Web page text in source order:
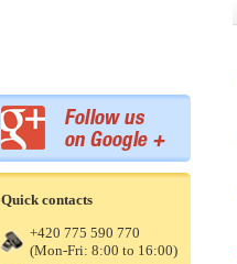
Quick contacts
+420 775 590 770
(Mon-Fri: 8:00 to 16:00)